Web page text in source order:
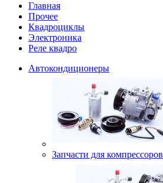
Главная
Прочее
Квадроциклы
Электроника
Реле квадро
Автокондиционеры
Запчасти для компрессоров